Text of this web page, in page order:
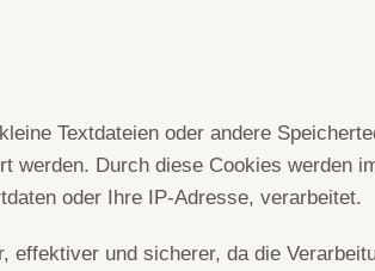
Textdateien oder andere
Durch diese Cookies werden
oder Ihre IP-Adresse, verarbeitet.
und sicherer, da die